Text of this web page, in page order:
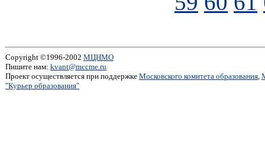
Copyright ©1996-2002 МЦНМО
Пишите нам: kvant@mccme.ru
Проект осуществляется при поддержке Московского комитета образования,
"Курьер образования"